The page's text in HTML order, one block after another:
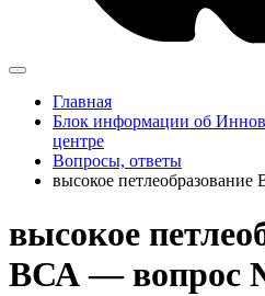
Главная
Блок информации об
центре
Вопросы, ответы
высокое
высокое
ВСА — вопрос